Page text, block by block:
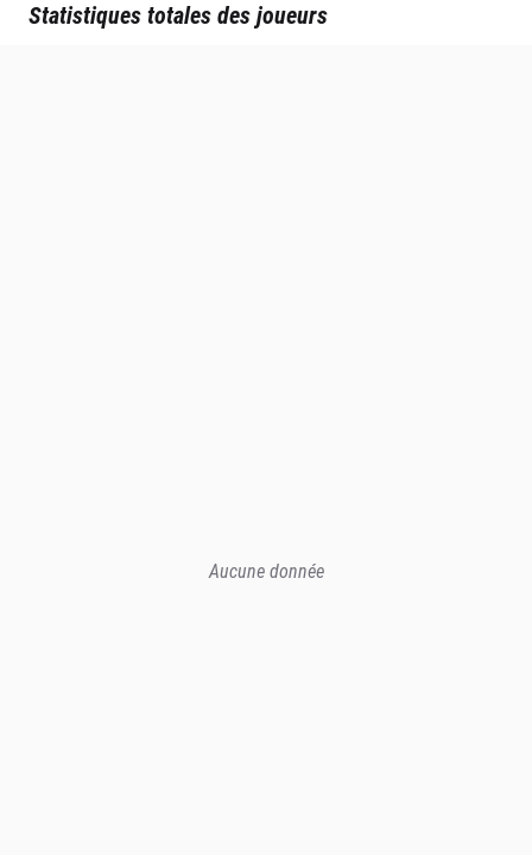
Statistiques totales des joueurs
Aucune donnée